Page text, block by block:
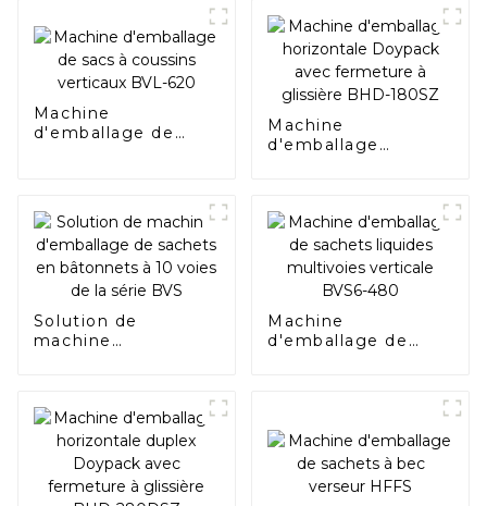
Machine
d'emballage de
Machine
d'emballage
glissière BHD-
180SZ
Solution de
machine
voies de la série
BVS
Machine
d'emballage de